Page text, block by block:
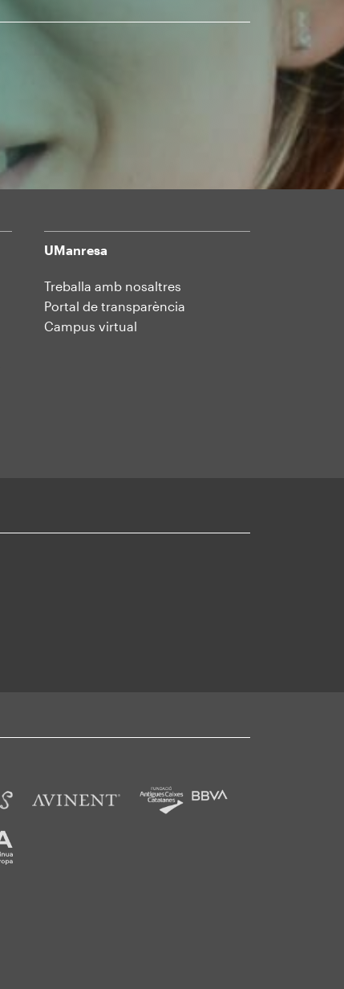
UManresa
Treballa amb nosaltres
Portal de transparència
Campus virtual